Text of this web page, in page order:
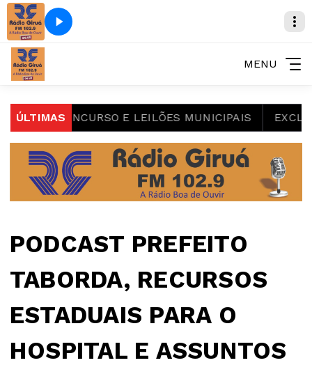
MENU
ÚLTIMAS
CONCURSO E LEILÕES MUNICIPAIS
PODCAST PREFEITO
TABORDA, RECURSOS
ESTADUAIS PARA O
HOSPITAL E ASSUNTOS